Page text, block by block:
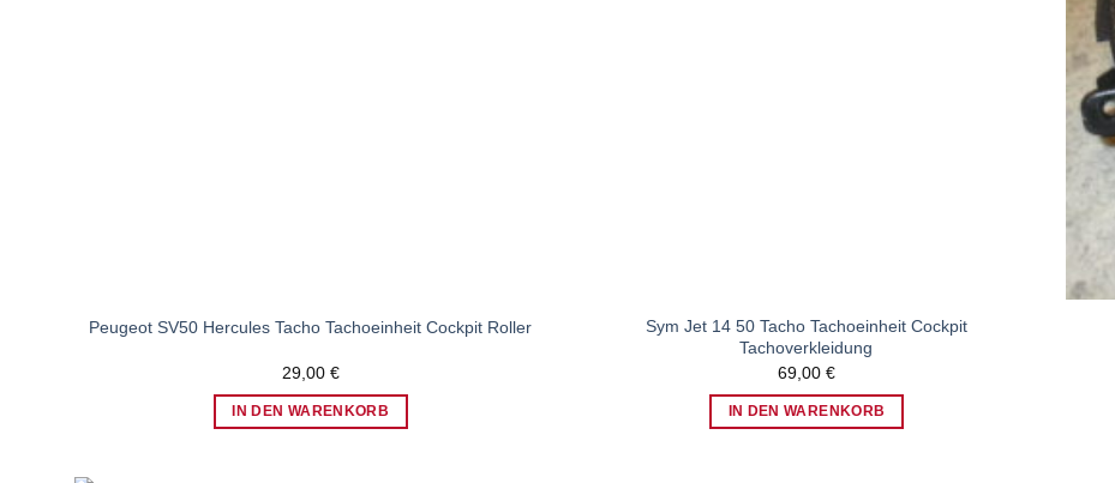
Peugeot SV50 Hercules Tacho Tachoeinheit Cockpit Roller
29,00 €
IN DEN WARENKORB
Sym Jet 14 50 Tacho Tachoeinheit Cockpit
Tachoverkleidung
69,00 €
IN DEN WARENKORB